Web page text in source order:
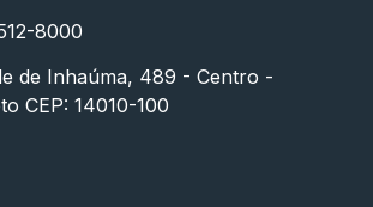
8000
de Inhaúma, 489 - Centro -
CEP: 14010-100